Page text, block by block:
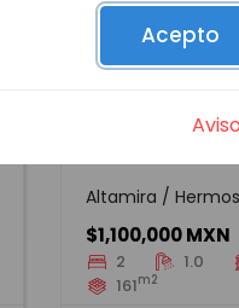
Altamira /
$1,100,000 MXN
2 1.0
161m2
Acepto